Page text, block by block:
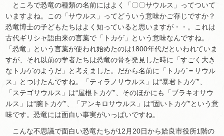
ところで恐竜の種類の名前にはよく「〇〇サウルス」ってついて
いますよね。この「サウルス」ってどういう意味かご存じですか？
恐竜博士の子どもたちはよく知っていると思いますが・・。これは
古代ギリシャ語由来の言葉で「トカゲ」という意味なんですね。
「恐竜」という言葉が使われ始めたのは1800年代だといわれていま
すが、それ以前の学者たちは恐竜の骨を発見した時に「すごく大き
なトカゲのようだ」と考えました。だから名前に「トカゲ＝サウル
ス」とつけたんですね。「ティラノサウルス」は“暴君トカゲ”、
「ステゴサウルス」は“屋根トカゲ”、そのほかにも「ブラキオサウ
ルス」は“腕トカゲ”、「アンキロサウルス」は“固いトカゲ”という意
味です。恐竜には面白い事実がいっぱいですね。
こんな不思議で面白い恐竜たちが12月20日から姶良市役所1階の